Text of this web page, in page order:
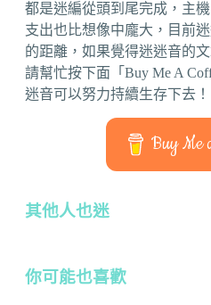
都是迷編從頭到尾完成，主
支出也比想像中龐大，目前
的距離，如果覺得迷迷音的
請幫忙按下面「Buy Me A
迷音可以努力持續生存下去！
Buy Me
其他人也迷
你可能也喜歡